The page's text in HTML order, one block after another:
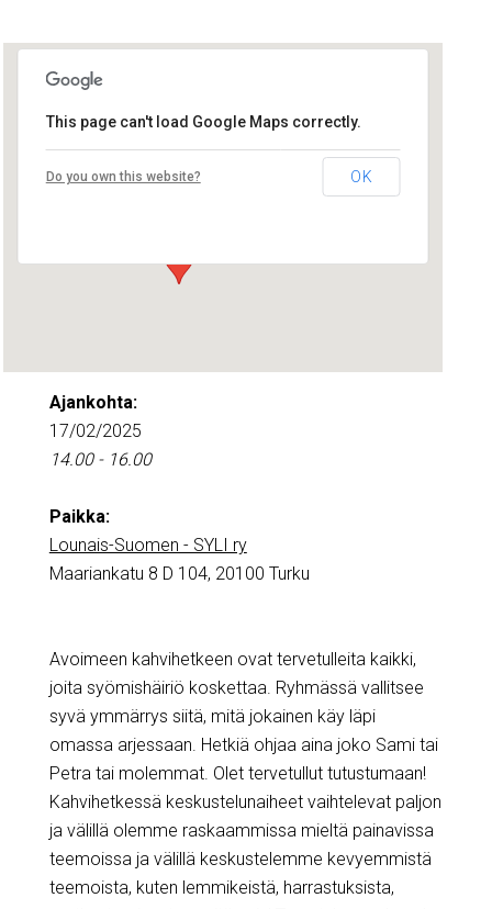
Lounais-Suomen – SYLI ry
Maariankatu 8 D 104 - Turku
This page can't load Google Maps correctly.
Do you own this website? OK
Ajankohta:
17/02/2025
14.00 - 16.00
Paikka:
Lounais-Suomen - SYLI ry
Maariankatu 8 D 104, 20100 Turku
Avoimeen kahvihetkeen ovat tervetulleita kaikki,
joita syömishäiriö koskettaa. Ryhmässä vallitsee
syvä ymmärrys siitä, mitä jokainen käy läpi
omassa arjessaan. Hetkiä ohjaa aina joko Sami tai
Petra tai molemmat. Olet tervetullut tutustumaan!
Kahvihetkessä keskustelunaiheet vaihtelevat paljon
ja välillä olemme raskaammissa mieltä painavissa
teemoissa ja välillä keskustelemme kevyemmistä
teemoista, kuten lemmikeistä, harrastuksista,